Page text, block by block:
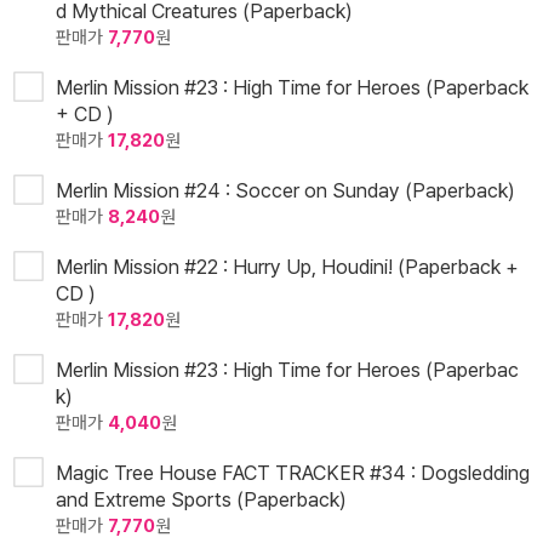
d Mythical Creatures (Paperback)
판매가 7,770원
Merlin Mission #23 : High Time for Heroes (Paperback
+ CD )
판매가 17,820원
Merlin Mission #24 : Soccer on Sunday (Paperback)
판매가 8,240원
Merlin Mission #22 : Hurry Up, Houdini! (Paperback +
CD )
판매가 17,820원
Merlin Mission #23 : High Time for Heroes (Paperbac
k)
판매가 4,040원
Magic Tree House FACT TRACKER #34 : Dogsledding
and Extreme Sports (Paperback)
판매가 7,770원